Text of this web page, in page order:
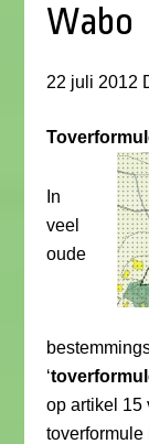
Wabo
22 juli 2012
In
veel
oude
‘
op artikel 15